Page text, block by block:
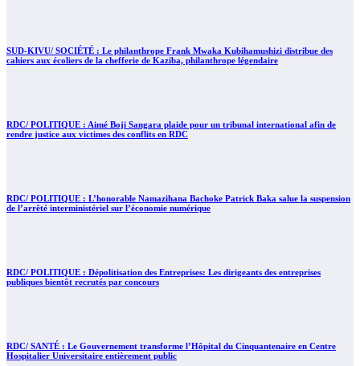
SUD-KIVU/ SOCIÉTÉ : Le philanthrope Frank Mwaka Kubihamushizi distribue des
cahiers aux écoliers de la chefferie de Kaziba, philanthrope légendaire
RDC/ POLITIQUE : Aimé Boji Sangara plaide pour un tribunal international afin de
rendre justice aux victimes des conflits en RDC
RDC/ POLITIQUE : L’honorable Namazihana Bachoke Patrick Baka salue la suspension
de l’arrêté interministériel sur l’économie numérique
RDC/ POLITIQUE : Dépolitisation des Entreprises: Les dirigeants des entreprises
publiques bientôt recrutés par concours
RDC/ SANTÉ : Le Gouvernement transforme l’Hôpital du Cinquantenaire en Centre
Hospitalier Universitaire entièrement public